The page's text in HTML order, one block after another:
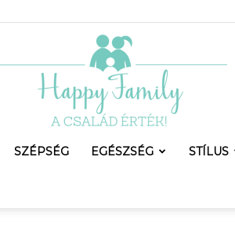
SZÉPSÉG EGÉSZSÉG STÍLUS